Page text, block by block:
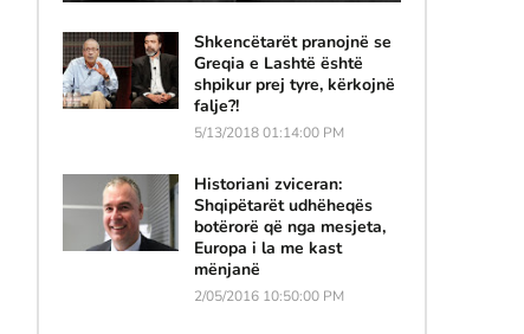
Shkencëtarët pranojnë se
Greqia e Lashtë është
shpikur prej tyre, kërkojnë
falje?!
5/13/2018 01:14:00 PM
Historiani zviceran:
Shqipëtarët udhëheqës
botërorë që nga mesjeta,
Europa i la me kast
mënjanë
2/05/2016 10:50:00 PM